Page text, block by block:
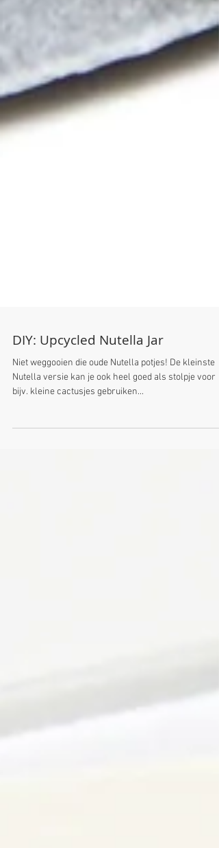
DIY: Upcycled Nutella Jar
Niet weggooien die oude Nutella potjes! De kleinste
bijv. kleine cactusjes gebruiken...